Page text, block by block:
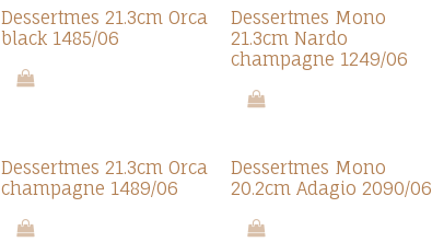
Dessertmes 21.3cm Orca
black 1485/06
Dessertmes Mono
21.3cm Nardo
champagne 1249/06
Promo 7.0
Dessertmes 21.3cm Orca
champagne 1489/06
Dessertmes Mono
20.2cm Adagio 2090/06